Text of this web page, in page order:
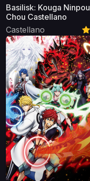
Basilisk: Kouga Ninpou
Chou Castellano
Castellano